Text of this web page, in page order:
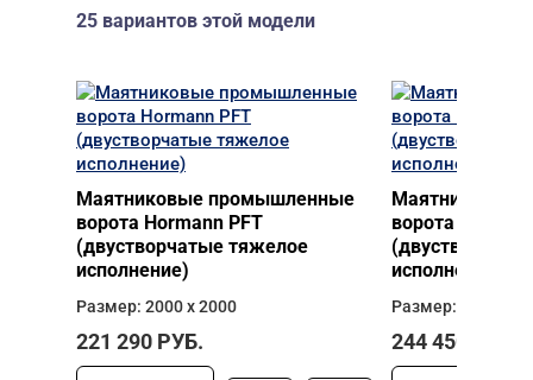
25 вариантов этой модели
Маятниковые промышленные
ворота Hormann PFT
(двустворчатые тяжелое
исполнение)
Размер: 2000 х 2000
221 290 РУБ.
Маятниковые
ворота
исполнение)
Размер: 2000 х
244 450